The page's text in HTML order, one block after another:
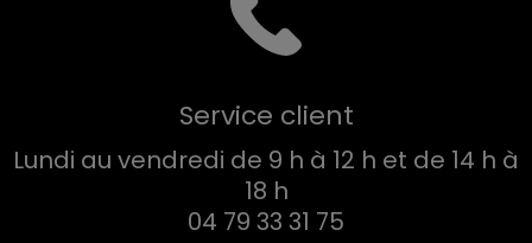
Service client
Lundi au vendredi de 9 h à 12 h et de 14 h à
18 h
04 79 33 31 75